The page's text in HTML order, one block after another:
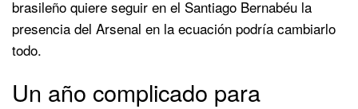
brasileño quiere seguir en el Santiago Bernabéu la
presencia del Arsenal en la ecuación podría cambiarlo
todo.
Un año complicado para